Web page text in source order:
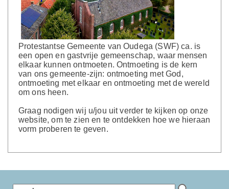
Protestantse Gemeente van Oudega (SWF) ca. is
een open en gastvrije gemeenschap, waar mensen
elkaar kunnen ontmoeten. Ontmoeting is de kern
van ons gemeente-zijn: ontmoeting met God,
ontmoeting met elkaar en ontmoeting met de wereld
om ons heen.
Graag nodigen wij u/jou uit verder te kijken op onze
website, om te zien en te ontdekken hoe we hieraan
vorm proberen te geven.